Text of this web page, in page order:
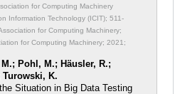
for Computing Machinery
Information Technology (ICIT); 511-
for Computing Machinery;
for Computing Machinery; 2021;
Pohl, M.; Häusler, R.;
Turowski, K.
Situation in Big Data Testing